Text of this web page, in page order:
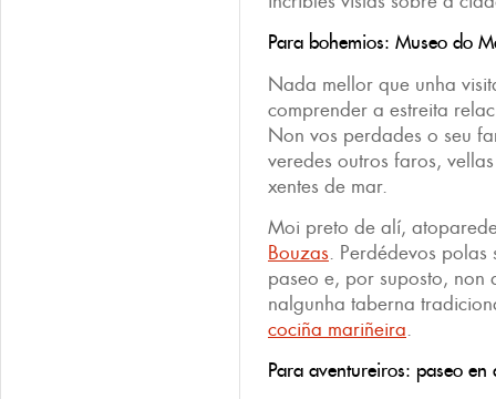
Para bohemios: Museo do
Nada mellor que unha
comprender a estreita
Non vos perdades o seu
veredes outros faros,
xentes de mar.
Moi preto de alí,
Bouzas. Perdédevos polas
paseo e, por suposto, non
nalgunha taberna
cociña mariñeira.
Para aventureiros: paseo en